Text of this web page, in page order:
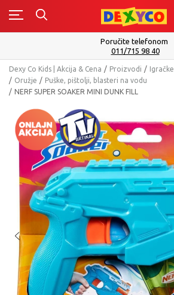
0
Poručite telefonom
011/715 98 40
Dexy Co Kids | Akcija & Cena Proizvodi Igračke
Oružje
Puške, pištolji, blasteri na vodu
NERF SUPER SOAKER MINI DUNK FILL